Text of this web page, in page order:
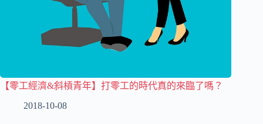
【零工經濟&斜槓青年】打零工的時代真的來臨了嗎？
2018-10-08